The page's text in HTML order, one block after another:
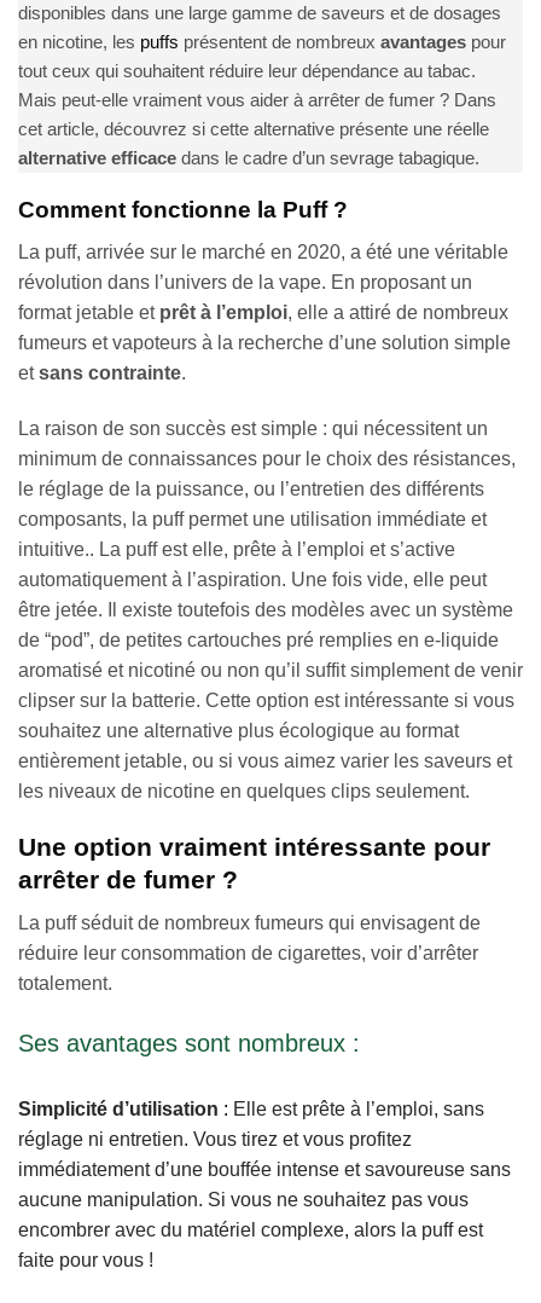
disponibles dans une large gamme de saveurs et de dosages
en nicotine, les puffs présentent de nombreux avantages pour
tout ceux qui souhaitent réduire leur dépendance au tabac.
Mais peut-elle vraiment vous aider à arrêter de fumer ? Dans
cet article, découvrez si cette alternative présente une réelle
alternative efficace dans le cadre d’un sevrage tabagique.
Comment fonctionne la Puff ?
La puff, arrivée sur le marché en 2020, a été une véritable
révolution dans l’univers de la vape. En proposant un
format jetable et prêt à l’emploi, elle a attiré de nombreux
fumeurs et vapoteurs à la recherche d’une solution simple
etsans contrainte.
La raison de son succès est simple : qui nécessitent un
minimum de connaissances pour le choix des résistances,
le réglage de la puissance, ou l’entretien des différents
composants, la puff permet une utilisation immédiate et
intuitive.. La puff est elle, prête à l’emploi et s’active
automatiquement à l’aspiration. Une fois vide, elle peut
être jetée. Il existe toutefois des modèles avec un système
de “pod”, de petites cartouches pré remplies en e-liquide
aromatisé et nicotiné ou non qu’il suffit simplement de venir
clipser sur la batterie. Cette option est intéressante si vous
souhaitez une alternative plus écologique au format
entièrement jetable, ou si vous aimez varier les saveurs et
les niveaux de nicotine en quelques clips seulement.
Une option vraiment intéressante pour
arrêter de fumer ?
La puff séduit de nombreux fumeurs qui envisagent de
réduire leur consommation de cigarettes, voir d’arrêter
totalement.
Ses avantages sont nombreux :
Simplicité d’utilisation : Elle est prête à l’emploi, sans
réglage ni entretien. Vous tirez et vous profitez
immédiatement d’une bouffée intense et savoureuse sans
aucune manipulation. Si vous ne souhaitez pas vous
encombrer avec du matériel complexe, alors la puff est
faite pour vous !